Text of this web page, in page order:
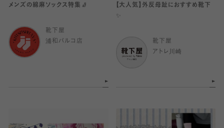
メンズの綿麻ソックス特集🧦
靴下屋
浦和パルコ店
【大人気】外反母趾におすすめ靴下
靴下屋
アトレ川崎